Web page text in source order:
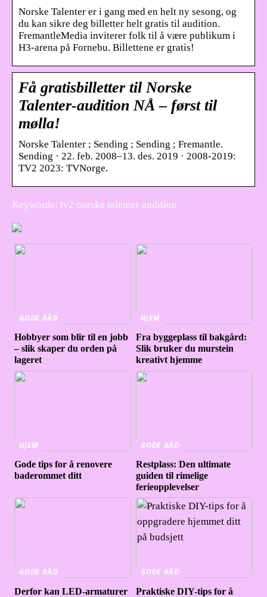
Norske Talenter er i gang med en helt ny sesong, og
du kan sikre deg billetter helt gratis til audition.
FremantleMedia inviterer folk til å være publikum i
H3-arena på Fornebu. Billettene er gratis!
Få gratisbilletter til Norske
Talenter-audition NÅ – først til
mølla!
Norske Talenter ; Sending ; Sending ; Fremantle.
Sending · 22. feb. 2008–13. des. 2019 · 2008-2019:
TV2 2023: TVNorge.
Keywords: tv2 norske talenter audition
GODE RÅD
Hobbyer som blir til en jobb
– slik skaper du orden på
lageret
HJEM
Fra byggeplass til bakgård:
Slik bruker du murstein
kreativt hjemme
HJEM
Gode tips for å renovere
baderommet ditt
GODE RÅD
Restplass: Den ultimate
guiden til rimelige
ferieopplevelser
GODE RÅD
Derfor kan LED-armaturer
GODE RÅD
Praktiske DIY-tips for å